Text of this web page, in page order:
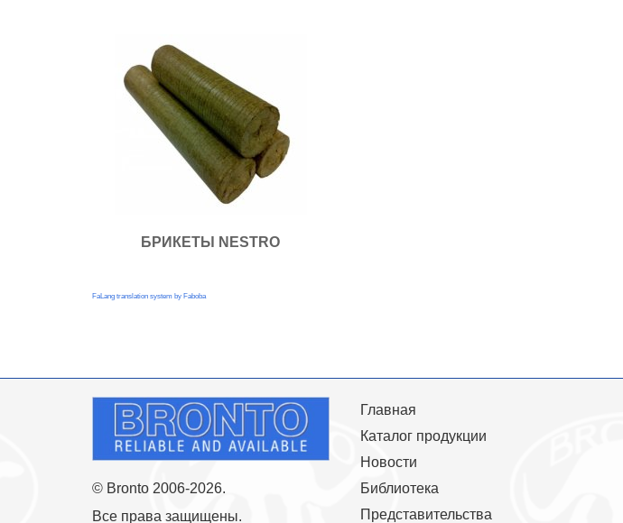
БРИКЕТЫ NESTRO
FaLang translation system by Faboba
© Bronto 2006-2026.
Все права защищены.
Главная
Каталог продукции
Новости
Библиотека
Представительства